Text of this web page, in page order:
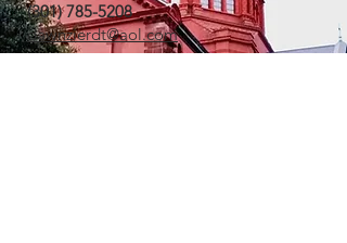
(301) 785-5208
dawnzierdt@aol.com